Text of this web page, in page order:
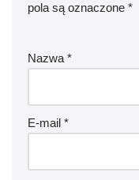
pola są oznaczone *
Nazwa*
E-mail *